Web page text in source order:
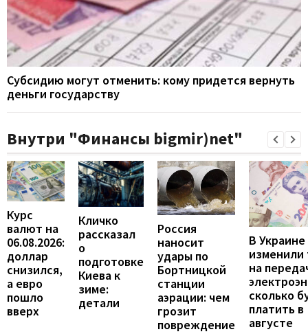
Субсидию могут отменить: кому придется вернуть
деньги государству
Внутри "Финансы bigmir)net"
Курс
валют на
06.08.2026:
доллар
снизился,
а евро
пошло
вверх
Кличко
рассказал
о
подготовке
Киева к
зиме:
детали
Россия
наносит
удары по
Бортницкой
станции
аэрации: чем
грозит
повреждение
В Украине
на
сколько
платить в
августе